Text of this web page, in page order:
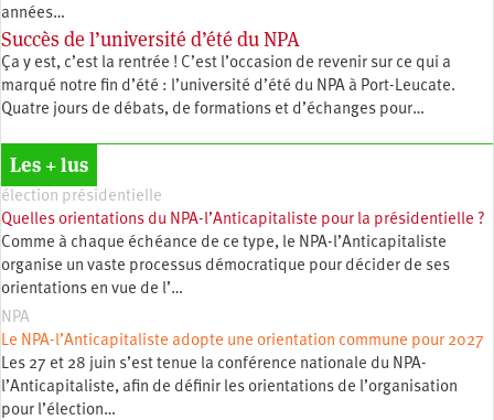
années…
Succès de l’université d’été du NPA
Ça y est, c’est la rentrée ! C’est l’occasion de revenir sur ce qui a
marqué notre fin d’été : l’université d’été du NPA à Port-Leucate.
Quatre jours de débats, de formations et d’échanges pour…
Les + lus
élection présidentielle
Quelles orientations du NPA-l’Anticapitaliste pour la présidentielle ?
Comme à chaque échéance de ce type, le NPA-l’Anticapitaliste
organise un vaste processus démocratique pour décider de ses
orientations en vue de l’…
NPA
Le NPA-l’Anticapitaliste adopte une orientation commune pour 2027
Les 27 et 28 juin s’est tenue la conférence nationale du NPA-
l’Anticapitaliste, afin de définir les orientations de l’organisation
pour l’élection…